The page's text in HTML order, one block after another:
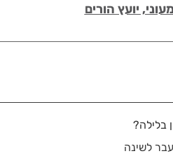
יועץ הורים
בלילה?
לשינה